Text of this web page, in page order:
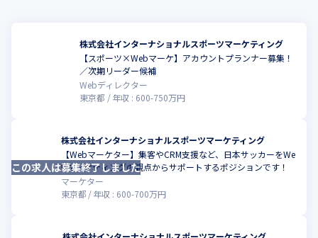
株式会社インターナショナルスポーツマーケティング
【スポーツ×Webマーケ】アカウントプランナー募集！
／次期リーダー候補
Webディレクター
東京都
年収 : 600-750万円
株式会社インターナショナルスポーツマーケティング
【Webマーケター】集客やCRM支援など、日本サッカーをWe
bマーケティングの観点からサポートするポジションです！
マーケター
東京都
年収 : 600-700万円
この求人は募集終了しました